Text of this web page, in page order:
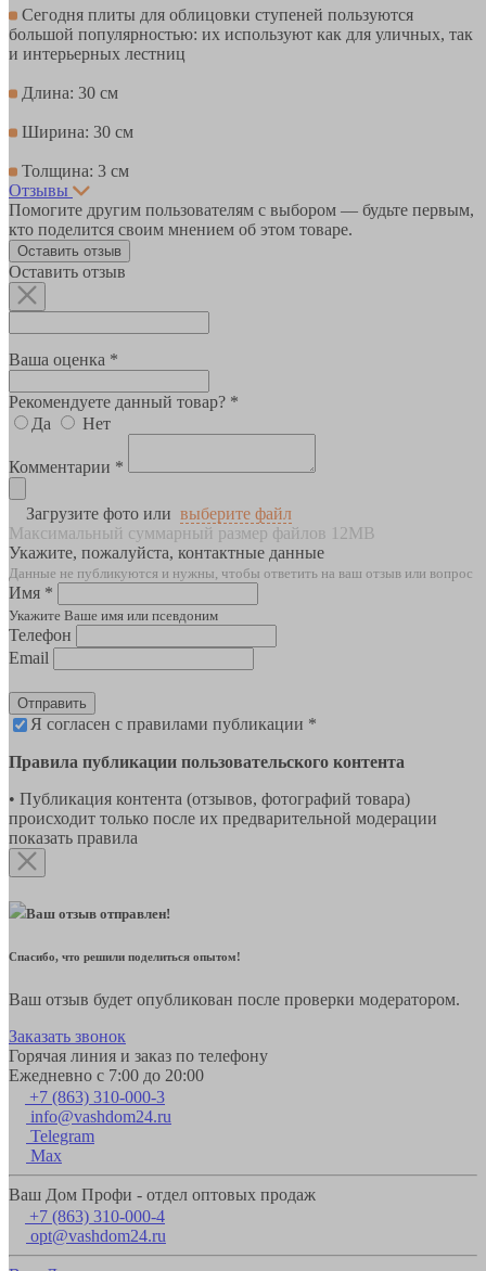
Сегодня плиты для облицовки ступеней пользуются
большой популярностью: их используют как для уличных, так
и интерьерных лестниц
Длина: 30 см
Ширина: 30 см
Толщина: 3 см
Отзывы
Помогите другим пользователям с выбором — будьте первым,
кто поделится своим мнением об этом товаре.
Оставить отзыв
Оставить отзыв
Ваша оценка *
Рекомендуете данный товар? *
Да
Нет
Комментарии *
Загрузите фото или выберите файл
Максимальный суммарный размер файлов 12MB
Укажите, пожалуйста, контактные данные
Данные не публикуются и нужны, чтобы ответить на ваш отзыв или вопрос
Имя *
Укажите Ваше имя или псевдоним
Телефон
Email
Отправить
Я согласен с правилами публикации *
Правила публикации пользовательского контента
• Публикация контента (отзывов, фотографий товара)
происходит только после их предварительной модерации
показать правила
Ваш отзыв отправлен!
Спасибо, что решили поделиться опытом!
Ваш отзыв будет опубликован после проверки модератором.
Заказать звонок
Горячая линия и заказ по телефону
Ежедневно с 7:00 до 20:00
+7 (863) 310-000-3
info@vashdom24.ru
Telegram
Max
Ваш Дом Профи - отдел оптовых продаж
+7 (863) 310-000-4
opt@vashdom24.ru